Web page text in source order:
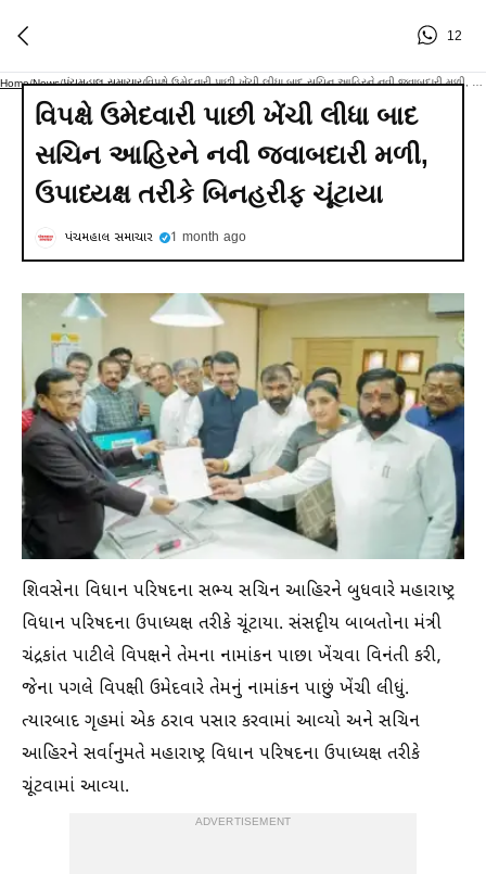
12
Home/News/પંચમહાલ સમાચાર/
વિપક્ષે ઉમેદવારી પાછી ખેંચી લીધા બાદ
સચિન આહિરને નવી જવાબદારી મળી,
ઉપાધ્યક્ષ તરીકે બિનહરીફ ચૂંટાયા
પંચમહાલ સમાચાર 1 month ago
શિવસેના વિધાન પરિષદના સભ્ય સચિન આહિરને બુધવારે મહારાષ્ટ્ર
વિધાન પરિષદના ઉપાધ્યક્ષ તરીકે ચૂંટાયા. સંસદૃીય બાબતોના મંત્રી
ચંદ્રકાંત પાટીલે વિપક્ષને તેમના નામાંકન પાછા ખેંચવા વિનંતી કરી,
જેના પગલે વિપક્ષી ઉમેદવારે તેમનું નામાંકન પાછું ખેંચી લીધું.
ત્યારબાદ ગૃહમાં એક ઠરાવ પસાર કરવામાં આવ્યો અને સચિન
આહિરને સર્વાનુમતે મહારાષ્ટ્ર વિધાન પરિષદના ઉપાધ્યક્ષ તરીકે
ચૂંટવામાં આવ્યા.
ADVERTISEMENT